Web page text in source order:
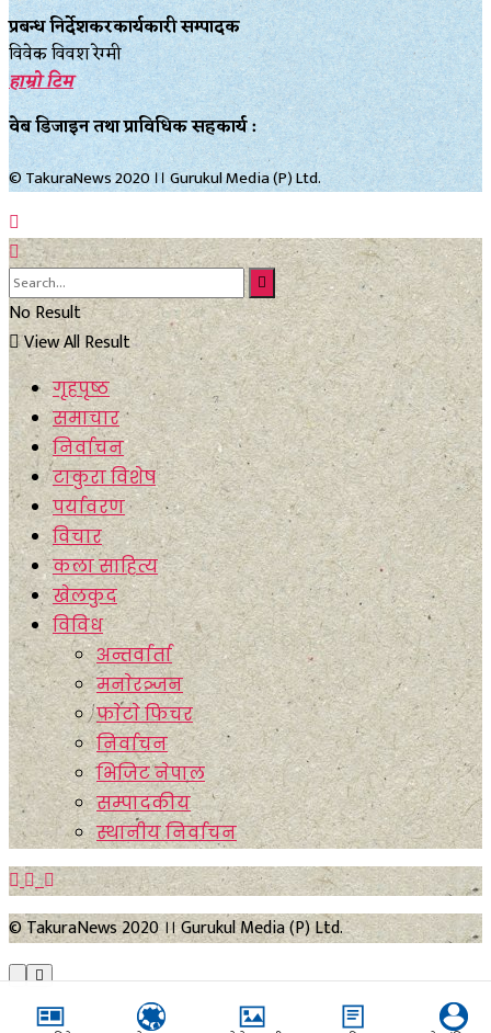
प्रबन्ध निर्देशकरकार्यकारी सम्पादक
विवेक विवश रेग्मी
हाम्रो टिम
वेब डिजाइन तथा प्राविधिक सहकार्य :
© TakuraNews 2020 ।। Gurukul Media (P) Ltd.
No Result
View All Result
गृहपृष्ठ
समाचार
निर्वाचन
टाकुरा विशेष
पर्यावरण
विचार
कला साहित्य
खेलकुद
विविध
अन्तर्वार्ता
मनाेरञ्जन
फाेटाे फिचर
निर्वाचन
भिजिट नेपाल
सम्पादकीय
स्थानीय निर्वाचन
© TakuraNews 2020 ।। Gurukul Media (P) Ltd.